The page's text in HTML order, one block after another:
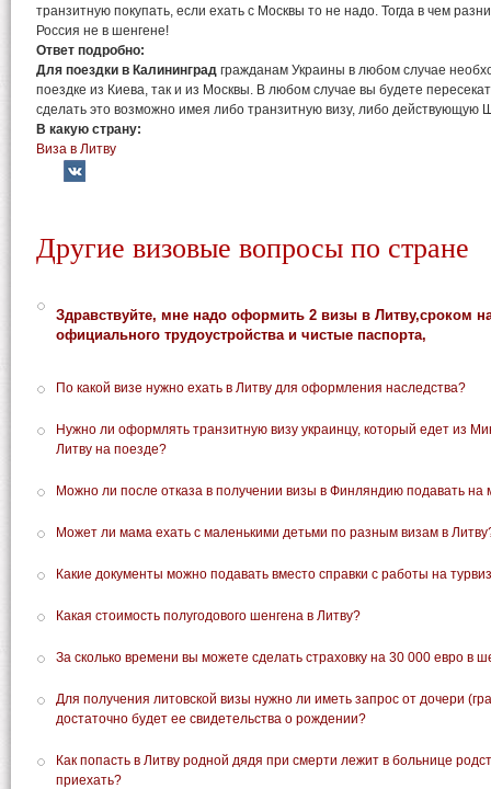
транзитную покупать, если ехать с Москвы то не надо. Тогда в чем
Россия не в шенгене!
Ответ подробно:
Для поездки в Калининград гражданам Украины в любом случае
поездке из Киева, так и из Москвы. В любом случае вы будете
сделать это возможно имея либо транзитную визу, либо действующую
В какую страну:
Виза в Литву
Другие визовые вопросы по стране
Здравствуйте, мне надо оформить 2 визы в Литву,сроком
официального трудоустройства и чистые паспорта,
По какой визе нужно ехать в Литву для оформления наследства?
Нужно ли оформлять транзитную визу украинцу, который едет из
Литву на поезде?
Можно ли после отказа в получении визы в Финляндию подавать на
Может ли мама ехать с маленькими детьми по разным визам в
Какие документы можно подавать вместо справки с работы на
Какая стоимость полугодового шенгена в Литву?
За сколько времени вы можете сделать страховку на 30 000 евро в
Для получения литовской визы нужно ли иметь запрос от дочери
достаточно будет ее свидетельства о рождении?
Как попасть в Литву родной дядя при смерти лежит в больнице
приехать?